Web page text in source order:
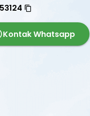
Kontak Whatsapp